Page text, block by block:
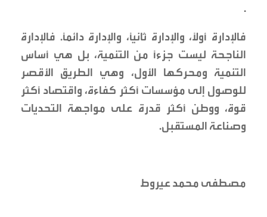
.
فالإدارة أولًا، والإدارة ثانيًا، والإدارة دائمًا. فالإدارة
الناجحة ليست جزءًا من التنمية، بل هي أساس
التنمية ومحركها الأول، وهي الطريق الأقصر
للوصول إلى مؤسسات أكثر كفاءة، واقتصاد أكثر
قوة، ووطن أكثر قدرة على مواجهة التحديات
وصناعة المستقبل.
مصطفى محمد عيروط